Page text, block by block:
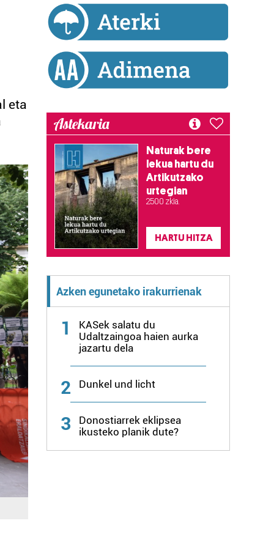
eta
Astekaria
Naturak bere
lekua hartu du
Artikutzako
urtegian
2.500 zkia.
HARTU HITZA
Azken egunetako irakurrienak
1
KASek salatu du
Udaltzaingoa haien aurka
jazartu dela
2 Dunkel und licht
3
Donostiarrek eklipsea
ikusteko planik dute?